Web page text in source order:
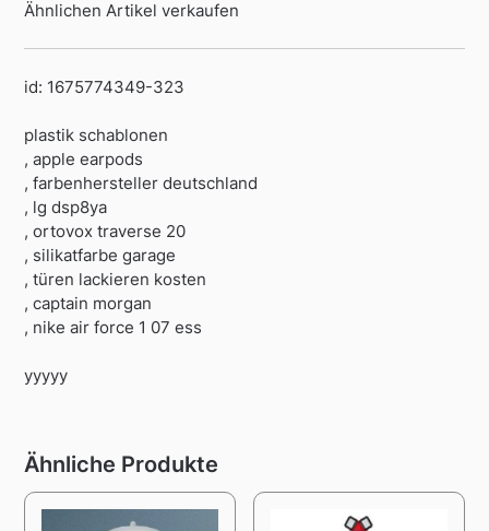
Ähnlichen Artikel verkaufen
id: 1675774349-323
plastik schablonen
, apple earpods
, farbenhersteller deutschland
, lg dsp8ya
, ortovox traverse 20
, silikatfarbe garage
, türen lackieren kosten
, captain morgan
, nike air force 1 07 ess
yyyyy
Ähnliche Produkte